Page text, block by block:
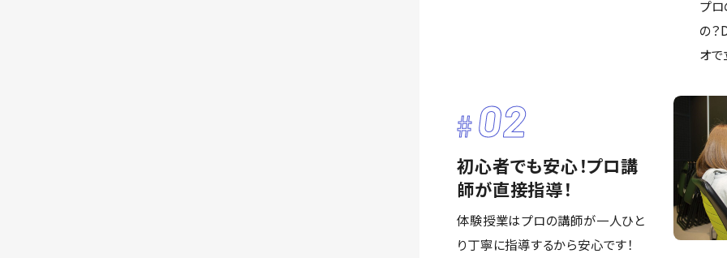
プロ
の
オで
02
初心者でも安心！プロ講
師が直接指導！
体験授業はプロの講師が一人ひと
り丁寧に指導するから安心です！